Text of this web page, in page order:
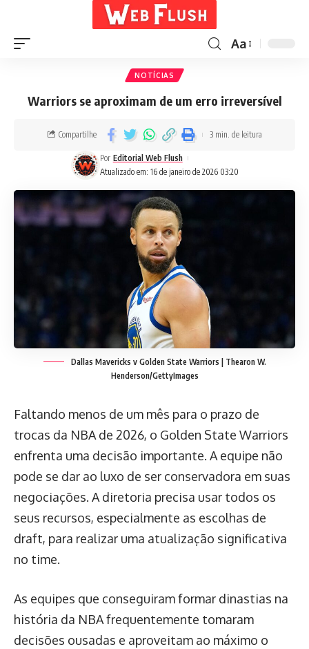
Aa
NOTÍCIAS
Warriors se aproximam de um erro irreversível
Atualizado em: 16 de janeiro de 2026 03:20
Por Editorial Web Flush
Compartilhe 3 min. de leitura
Dallas Mavericks v Golden State Warriors | Thearon W.
Henderson/GettyImages
Faltando menos de um mês para o prazo de
trocas da NBA de 2026, o Golden State Warriors
enfrenta uma decisão importante. A equipe não
pode se dar ao luxo de ser conservadora em suas
negociações. A diretoria precisa usar todos os
seus recursos, especialmente as escolhas de
draft, para realizar uma atualização significativa
no time.
As equipes que conseguiram formar dinastias na
história da NBA frequentemente tomaram
decisões ousadas e aproveitam ao máximo o